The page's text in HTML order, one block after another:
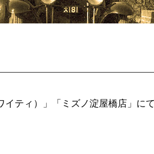
ティ）」「ミズノ淀屋橋店」に